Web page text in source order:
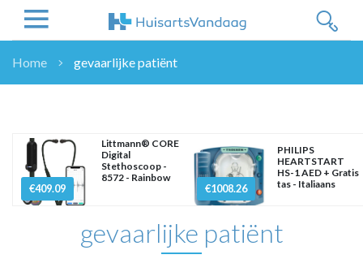
OVERHEID
WETENSCHAP
ZORGVERZEKERAARS
NASCHOLINGEN
DOSSIER
Home gevaarlijke patiënt
€409.09
Littmann® CORE
Digital
Stethoscoop -
8572 - Rainbow
€1008.26
PHILIPS
HEARTSTART
HS-1 AED + Gratis
tas - Italiaans
gevaarlijke patiënt